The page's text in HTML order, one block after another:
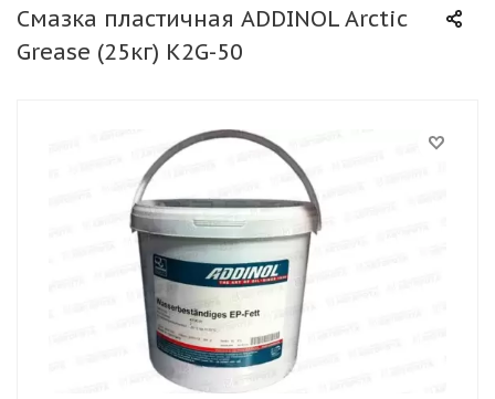
Смазка пластичная ADDINOL Arctic
Grease (25кг) K2G-50